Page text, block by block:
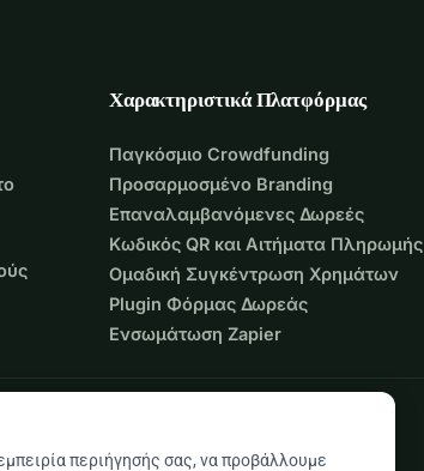
Χαρακτηριστικά Πλατφόρμας
Παγκόσμιο Crowdfunding
Προσαρμοσμένο Branding
Επαναλαμβανόμενες Δωρεές
Κωδικός QR και Αιτήματα Πληρωμής
Ομαδική Συγκέντρωση Χρημάτων
Plugin Φόρμας Δωρεάς
Ενσωμάτωση Zapier
περιήγησής σας, να προβάλλουμε